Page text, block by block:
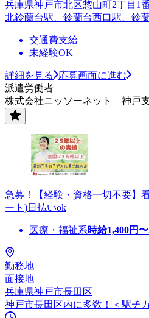
兵庫県神戸市北区惣山町2丁目1
北鈴蘭台駅、鈴蘭台西口駅、鈴
交通費支給
未経験OK
詳細を見る
応募画面に進む
派遣労働者
株式会社ニッソーネット 神戸支
急募！【経験・資格一切不要】
ート)日払いok
医療・福祉系時給1,400円〜
勤務地
面接地
兵庫県神戸市長田区
神戸市長田区内に多数！＜駅チ